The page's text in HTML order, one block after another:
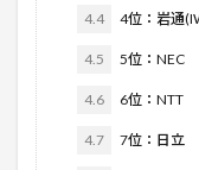
4.4 4位：岩通
4.5 5位：NEC
4.6 6位：NTT
4.7 7位：日立